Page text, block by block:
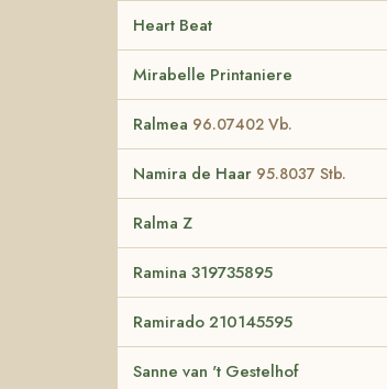
Heart Beat
Mirabelle Printaniere
Ralmea 96.07402 Vb.
Namira de Haar 95.8037 Stb.
Ralma Z
Ramina 319735895
Ramirado 210145595
Sanne van 't Gestelhof